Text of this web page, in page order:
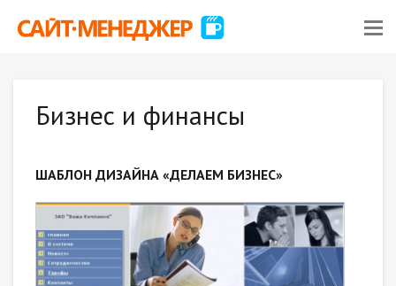
Бизнес и финансы
ШАБЛОН ДИЗАЙНА «ДЕЛАЕМ БИЗНЕС»